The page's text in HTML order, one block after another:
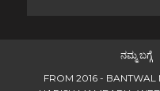
ನಮ್ಮ ಬಗ್ಗೆ
FROM 2016 - BANTWAL